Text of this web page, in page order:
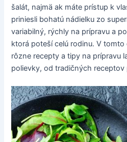
šalát, najmä ak máte prístup k
priniesli bohatú nádielku zo
variabilný, rýchly na prípravu a
ktorá poteší celú rodinu. V tomto
rôzne recepty a tipy na prípravu
polievky, od tradičných receptov